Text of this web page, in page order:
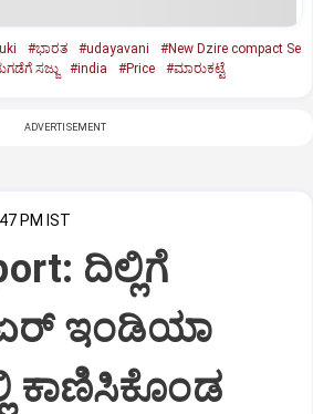
#ಭಾರತ #udayavani
#New Dzire compact Se
ಸಜ್ಜು #india #Price #ಮಾರುಕಟ್ಟೆ
ADVERTISEMENT
PM IST
ದಿಲ್ಲಿಗೆ
ಇಂಡಿಯಾ
ಕಾಣಿಸಿಕೊಂಡ